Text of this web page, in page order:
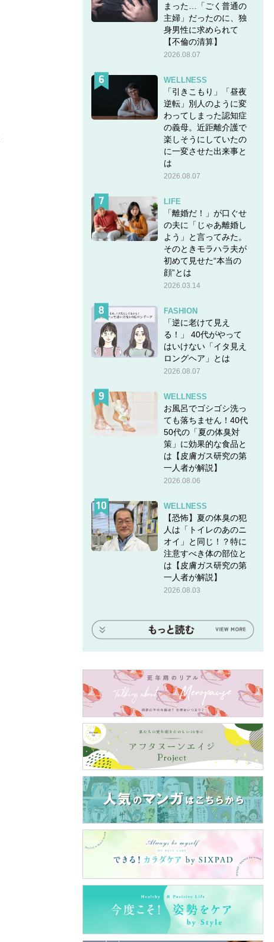
まった…「ごく普通の
主婦」だったのに、独
身男性に求められて
【不倫の清算】
2026.08.07
WELLNESS
「引きこもり」「昼夜
逆転」別人のように変
わってしまった認知症
の義母。近距離介護で
楽しそうにしていたの
に一変させた出来事と
は
2026.08.07
LIFE
「離婚だ！」が口ぐせ
の夫に「じゃあ離婚し
よう」と言ってみた。
そのときモラハラ夫が
初めて見せた“本当の
顔”とは
2026.03.14
FASHION
「逆に老けて見え
る！」 40代がやって
はいけない「イタ見え
ロングヘア」とは
2026.08.07
WELLNESS
お風呂でゴシゴシ洗っ
ても落ちません！40代
50代の「夏の体臭対
策」に効果的な食品と
は【皮膚ガス研究の第
一人者が解説】
2026.08.06
WELLNESS
【恐怖】夏の体臭の犯
人は「トイレのあのニ
オイ」と同じ！？特に
注意すべき体の部位と
は【皮膚ガス研究の第
一人者が解説】
2026.08.03